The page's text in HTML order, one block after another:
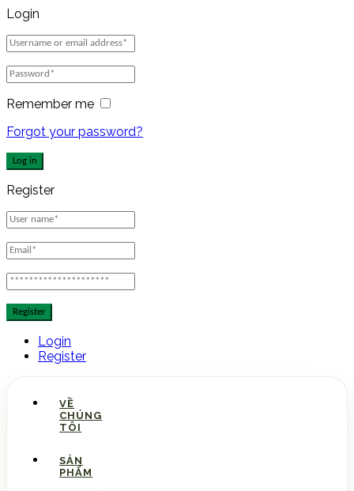
Login
Remember me
Forgot your password?
Log in
Register
Register
Login
Register
VỀ
CHÚNG
TÔI
SẢN
PHẨM